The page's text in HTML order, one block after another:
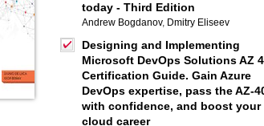
today - Third Edition
Andrew Bogdanov, Dmitry Eliseev
Designing and Implementing
Microsoft DevOps Solutions AZ
Certification Guide. Gain Azure
DevOps expertise, pass the AZ-
with confidence, and boost your
cloud career